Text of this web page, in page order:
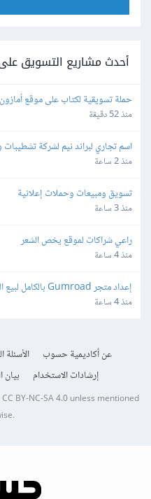
أحدث مشاريع التسويق
حملة تسويقية لكتاب على موقع أمازون
منذ 52 دقيقة
اسم تجاري لبراند نيم لشركة تشطيبات
منذ 2 ساعة
تسويق ومبيعات وحملات إعلانية
منذ 3 ساعة
راعي شراكات لموقع يخص الشعر
منذ 4 ساعة
إعداد متجر Gumroad بالكامل لبيع المنتجات الرقمية لأمريكا وأوروبا
منذ 4 ساعة
عن أكاديمية حسوب الأسئلة
إرشادات الاستخدام
CC BY-NC-SA 4.0unless mentioned